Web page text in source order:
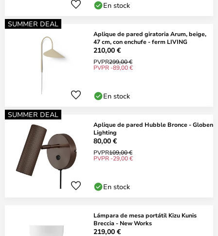
En stock
SUMMER DEAL
Aplique de pared giratoria Arum, beige,
47 cm, con enchufe - ferm LIVING
210,00 €
PVPR299,00 €
PVPR -89,00 €
En stock
SUMMER DEAL
Aplique de pared Hubble Bronce - Globen
Lighting
80,00 €
PVPR109,00 €
PVPR -29,00 €
En stock
Lámpara de mesa portátil Kizu Kunis
Breccia - New Works
219,00 €